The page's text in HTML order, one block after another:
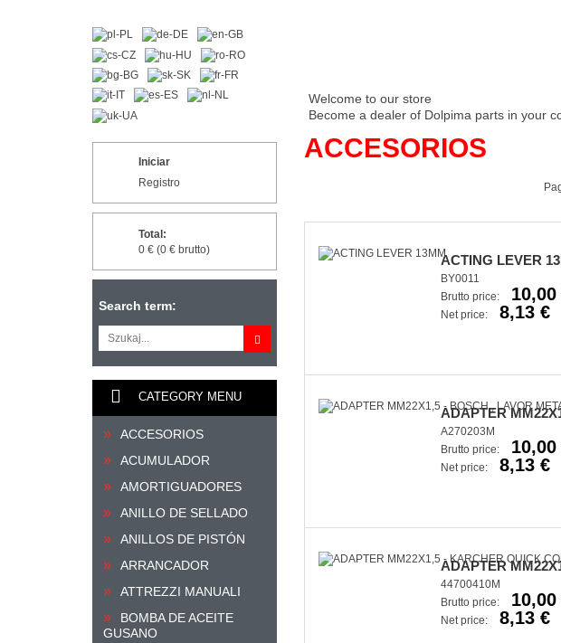
Iniciar
Registro
Total:
0 € (0 € brutto)
Search term:
CATEGORY MENU
ACCESORIOS
ACUMULADOR
AMORTIGUADORES
ANILLO DE SELLADO
ANILLOS DE PISTÓN
ARRANCADOR
ATTREZZI MANUALI
BOMBA DE ACEITE
GUSANO
Welcome to our store
Become a dealer of Dolpima parts in your
ACCESORIOS
ACTING LEVER
BY0011
Brutto price:
10,00
Net price: 8,13 €
ADAPTER
A270203M
Brutto price:
10,00
Net price: 8,13 €
ADAPTER
44700410M
Brutto price:
10,00
Net price: 8,13 €